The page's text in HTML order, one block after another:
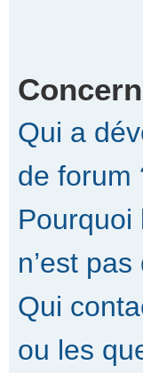
Qui a
de forum
Pourquoi
n’est
Qui
ou les